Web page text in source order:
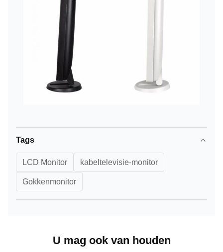
Tags
LCD Monitor kabeltelevisie-monitor
Gokkenmonitor
U mag ook van houden